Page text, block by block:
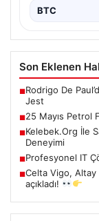
BTC
Son Eklenen
■Rodrigo De
Jest
■25 Mayıs Petrol
■Kelebek.Org İle
Deneyimi
■Profesyonel IT
■Celta Vigo, Altay
açıkladı!